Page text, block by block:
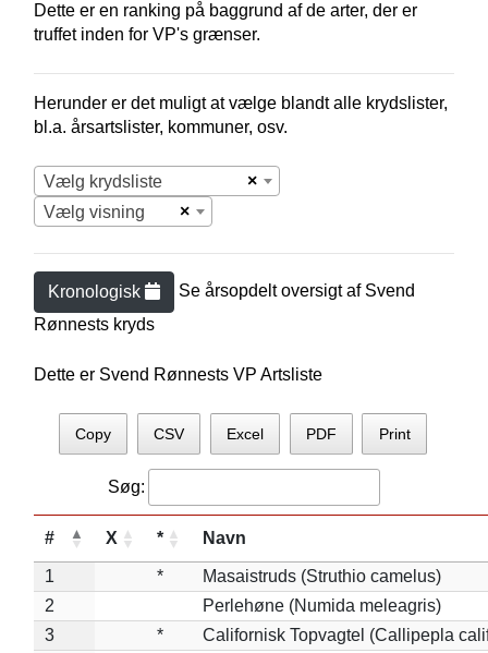
Dette er en ranking på baggrund af de arter, der er
truffet inden for VP's grænser.
Herunder er det muligt at vælge blandt alle krydslister,
bl.a. årsartslister, kommuner, osv.
×
Vælg krydsliste
×
Vælg visning
Kronologisk Se årsopdelt oversigt af Svend
Rønnests kryds
Dette er Svend Rønnests VP Artsliste
Copy CSV Excel PDF Print
Søg:
# X * Navn
1 *
Masaistruds (Struthio camelus)
2
Perlehøne (Numida meleagris)
3
*
Californisk Topvagtel (Callipepla